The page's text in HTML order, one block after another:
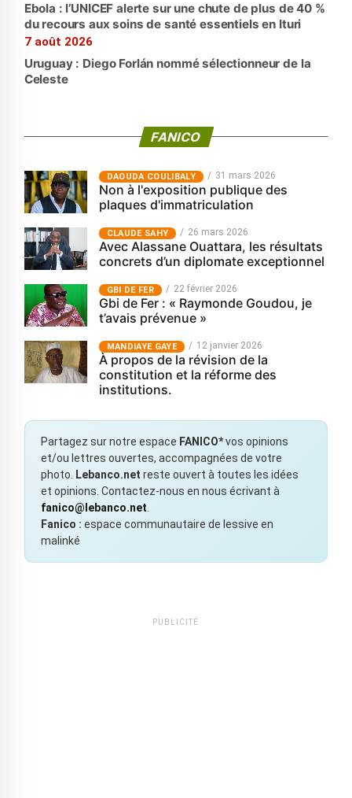
Ebola : l’UNICEF alerte sur une chute de plus de 40 %
du recours aux soins de santé essentiels en Ituri
7 août 2026
Uruguay : Diego Forlán nommé sélectionneur de la
Celeste
FANICO
‎DAOUDA COULIBALY 31 mars 2026
Non à l'exposition publique des
plaques d'immatriculation
CLAUDE SAHY 26 mars 2026
Avec Alassane Ouattara, les résultats
concrets d’un diplomate exceptionnel
GBI DE FER 22 février 2026
Gbi de Fer : « Raymonde Goudou, je
t’avais prévenue »
MANDIAYE GAYE 12 janvier 2026
À propos de la révision de la
constitution et la réforme des
institutions.
Partagez sur notre espace FANICO*vos opinions
et/ou lettres ouvertes, accompagnées de votre
photo.
Lebanco.net reste ouvert à toutes les idées
et opinions. Contactez-nous en nous écrivant à
fanico@lebanco.net
Fanico : espace communautaire de lessive en
malinké
PUBLICITÉ